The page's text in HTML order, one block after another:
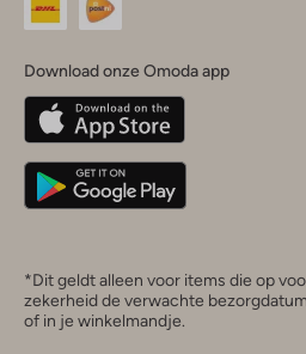
Nederland
Belgique(Français)
Deutschland
Download onze Omoda app
*Dit geldt alleen voor items die op
zekerheid de verwachte
of in je winkelmandje.